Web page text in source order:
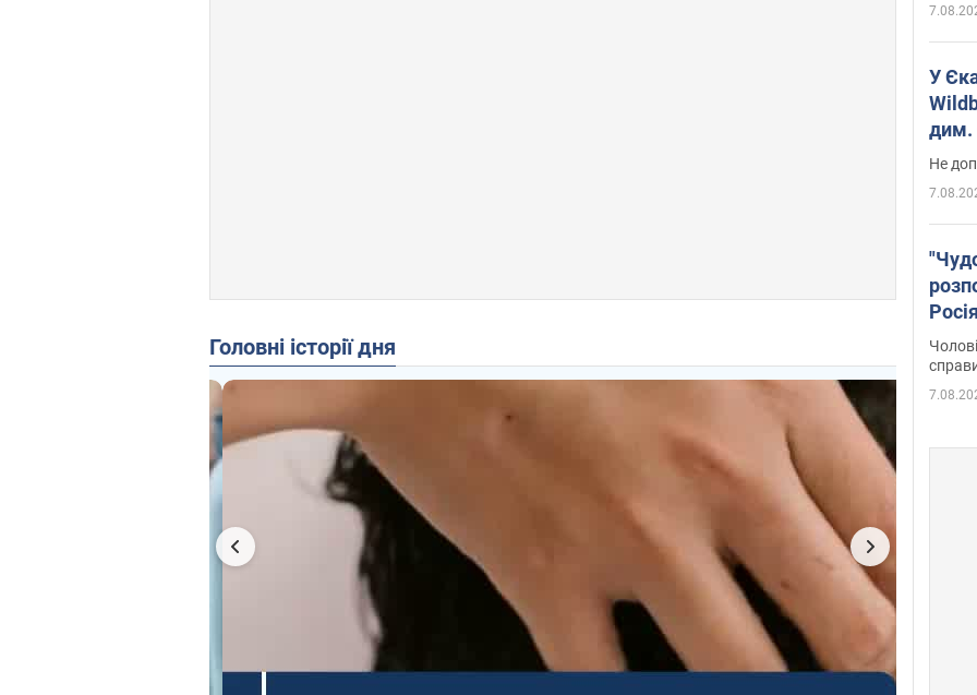
Головні історії дня
У
дим.
Не
Фото